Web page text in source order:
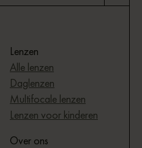
Lenzen
Alle lenzen
Daglenzen
Multifocale lenzen
Lenzen voor kinderen
Over ons